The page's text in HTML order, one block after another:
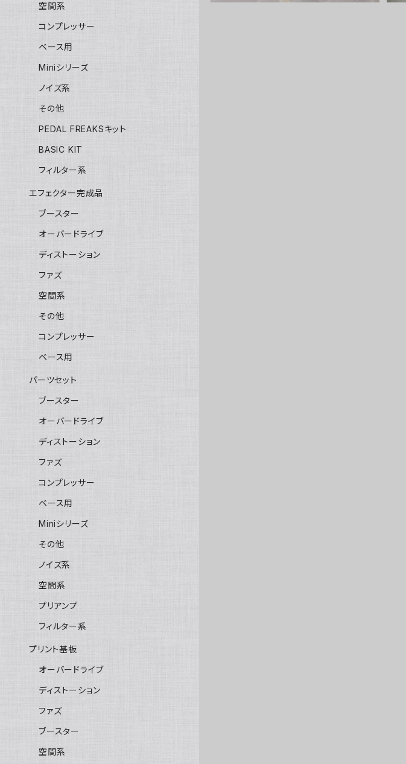
空間系
コンプレッサー
ベース用
Miniシリーズ
ノイズ系
その他
PEDAL FREAKSキット
BASIC KIT
フィルター系
エフェクター完成品
ブースター
オーバードライブ
ディストーション
ファズ
空間系
その他
コンプレッサー
ベース用
パーツセット
ブースター
オーバードライブ
ディストーション
ファズ
コンプレッサー
ベース用
Miniシリーズ
その他
ノイズ系
空間系
プリアンプ
フィルター系
プリント基板
オーバードライブ
ディストーション
ファズ
ブースター
空間系